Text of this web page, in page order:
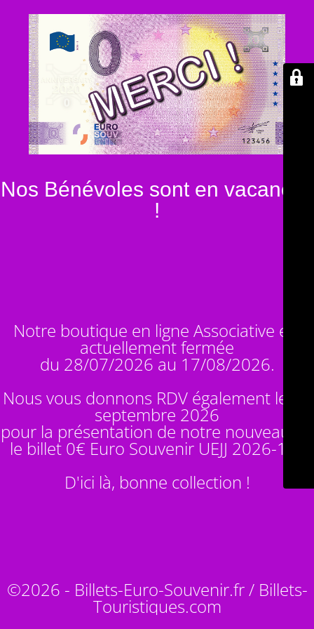
Nos Bénévoles sont en vacances
!
Notre boutique en ligne Associative est
actuellement fermée
du 28/07/2026 au 17/08/2026.
Nous vous donnons RDV également le 14
septembre 2026
pour la présentation de notre nouveauté :
le billet 0€ Euro Souvenir UEJJ 2026-10
D'ici là, bonne collection !
©2026 - Billets-Euro-Souvenir.fr / Billets-
Touristiques.com